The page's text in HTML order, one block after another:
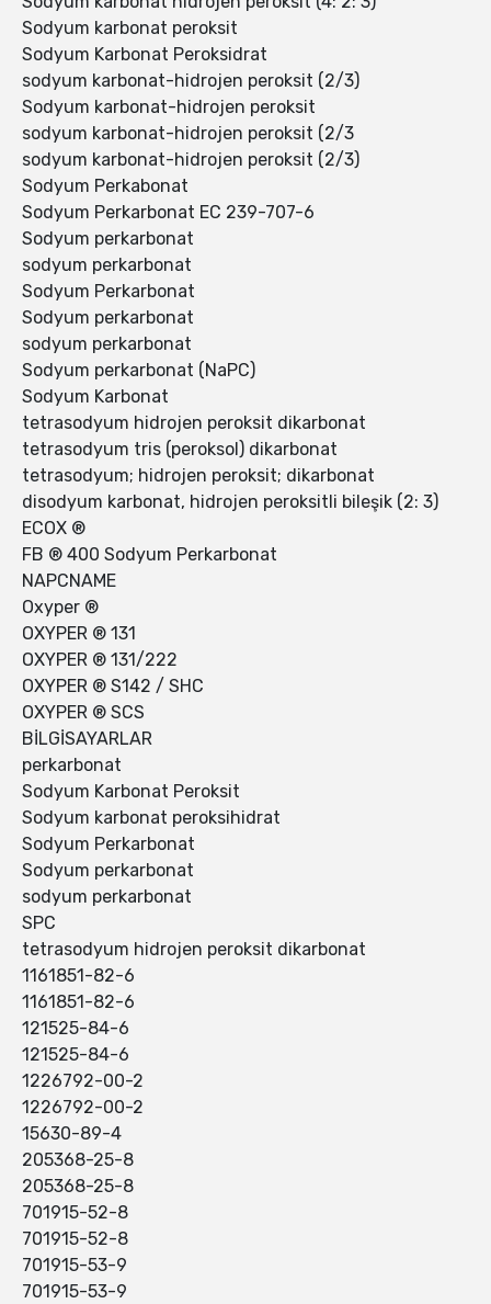
Sodyum karbonat peroksit
Sodyum Karbonat Peroksidrat
sodyum karbonat-hidrojen peroksit (2/3)
Sodyum karbonat-hidrojen peroksit
sodyum karbonat-hidrojen peroksit (2/3
sodyum karbonat-hidrojen peroksit (2/3)
Sodyum Perkabonat
Sodyum Perkarbonat EC 239-707-6
Sodyum perkarbonat
sodyum perkarbonat
Sodyum Perkarbonat
Sodyum perkarbonat
sodyum perkarbonat
Sodyum perkarbonat (NaPC)
Sodyum Karbonat
tetrasodyum hidrojen peroksit dikarbonat
tetrasodyum tris (peroksol) dikarbonat
tetrasodyum; hidrojen peroksit; dikarbonat
disodyum karbonat, hidrojen peroksitli bileşik (2: 3)
ECOX ®
FB ® 400 Sodyum Perkarbonat
NAPCNAME
Oxyper ®
OXYPER ® 131
OXYPER ® 131/222
OXYPER ® S142 / SHC
OXYPER ® SCS
BİLGİSAYARLAR
perkarbonat
Sodyum Karbonat Peroksit
Sodyum karbonat peroksihidrat
Sodyum Perkarbonat
Sodyum perkarbonat
sodyum perkarbonat
SPC
tetrasodyum hidrojen peroksit dikarbonat
1161851-82-6
1161851-82-6
121525-84-6
121525-84-6
1226792-00-2
1226792-00-2
15630-89-4
205368-25-8
205368-25-8
701915-52-8
701915-52-8
701915-53-9
701915-53-9